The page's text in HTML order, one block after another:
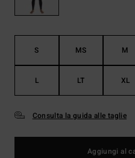
S MS M
L LT XL
Consulta la guida alle taglie
Aggiungi al